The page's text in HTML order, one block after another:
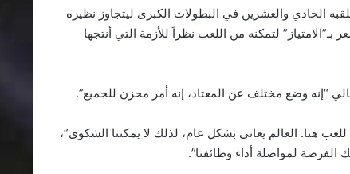
الحادي والعشرين في البطولات الكبرى ليتجاوز نظيره
لتمكنه من اللعب نظراً للأزمة التي أنتجها
“إنه وضع مختلف عن المعتاد، إنه أمر محزن للجميع”.
هنا. العالم يعاني بشكل عام، لذلك لا يمكننا الشكوى”،
الفرصة لمواصلة أداء وظائفنا”.